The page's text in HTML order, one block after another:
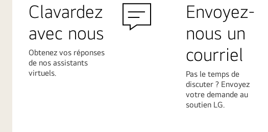
Clavardez
avec nous
Obtenez vos réponses
de nos assistants
virtuels.
Envoyez-
nous un
courriel
Pas le temps de
discuter ? Envoyez
votre demande au
soutien LG.